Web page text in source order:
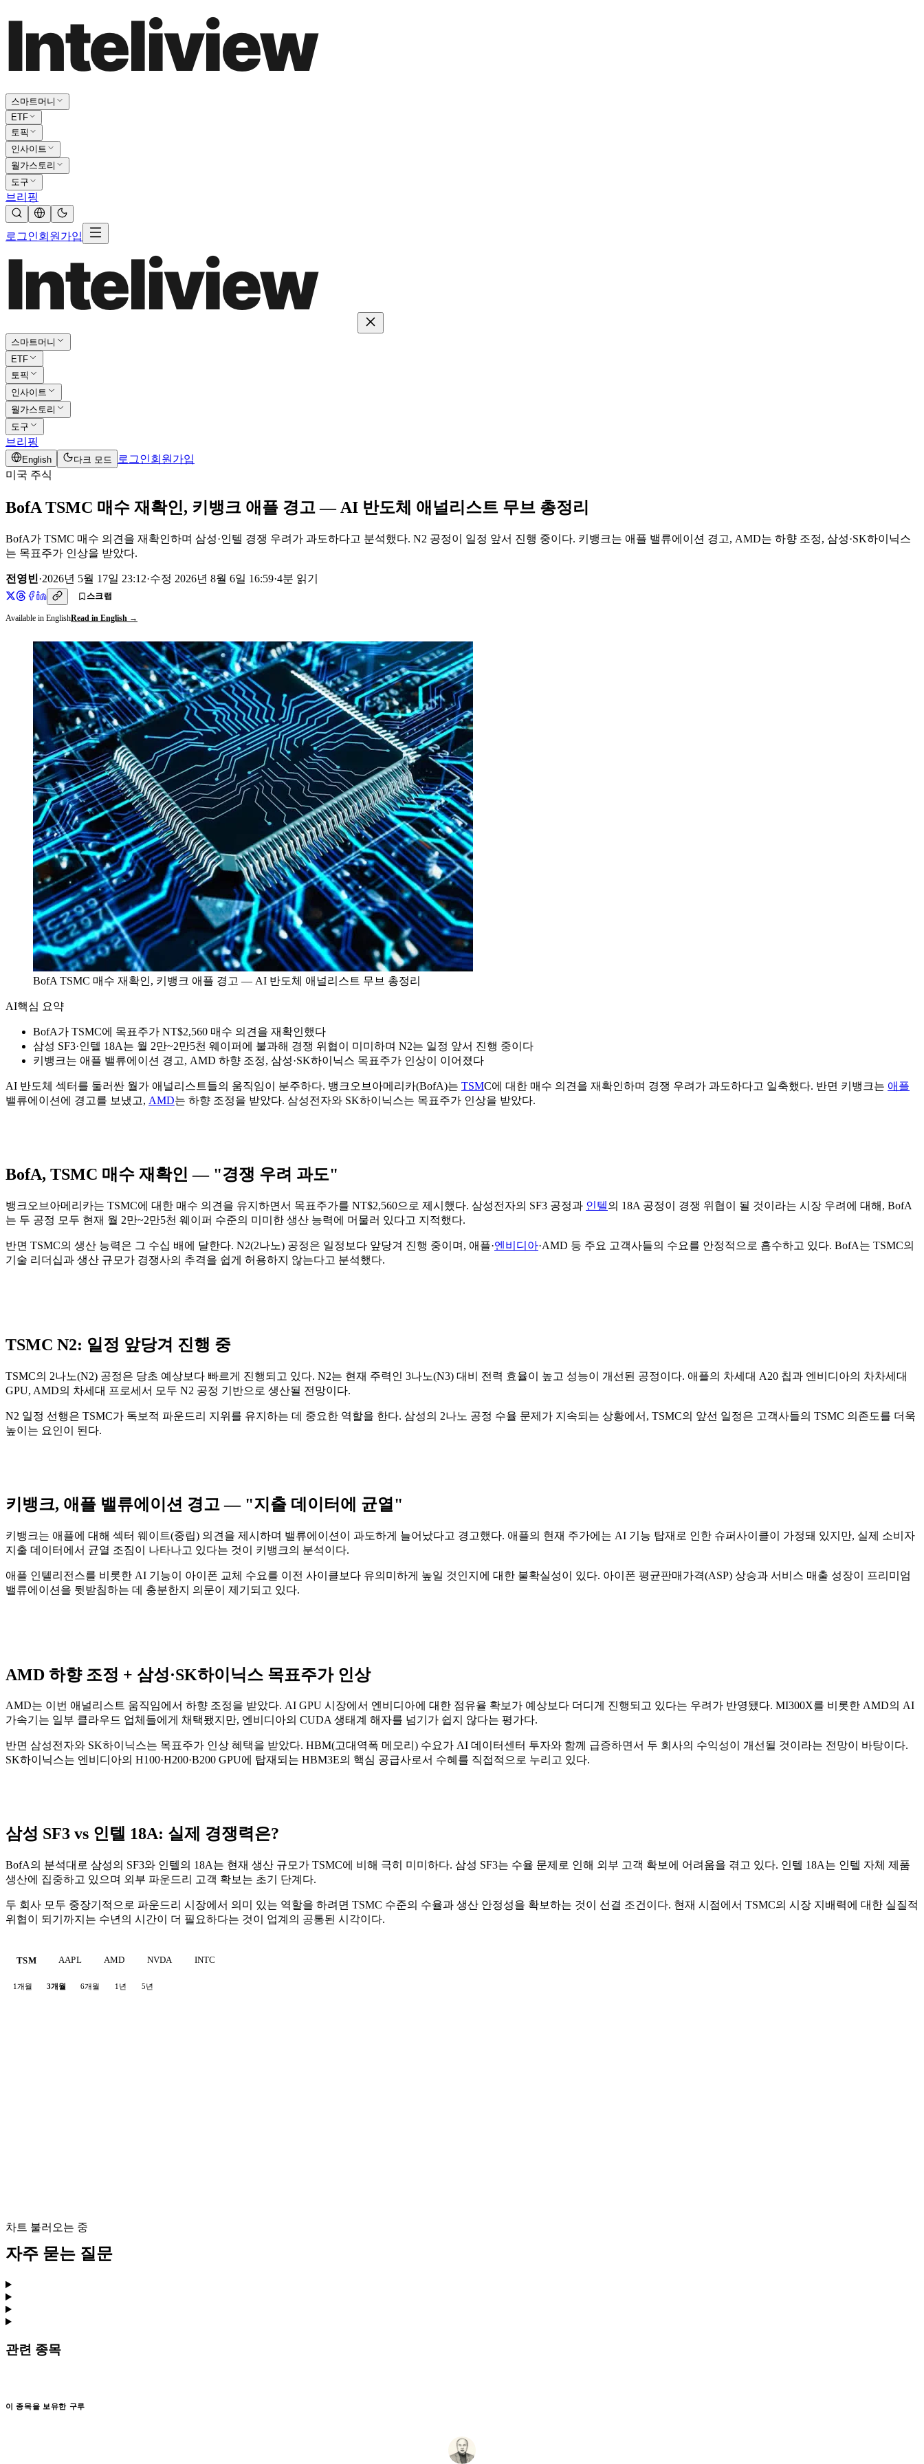
스마트머니
ETF
토픽
인사이트
월가스토리
도구
브리핑
로그인회원가입
스마트머니
ETF
토픽
인사이트
월가스토리
도구
브리핑
English 다크 모드 로그인회원가입
미국 주식
BofA TSMC 매수 재확인, 키뱅크 애플 경고 — AI 반도체 애널리스트 무브 총정리
BofA가 TSMC 매수 의견을 재확인하며 삼성·인텔 경쟁 우려가 과도하다고 분석했다. N2 공정이 일정 앞서 진행 중이다. 키뱅크는 애플 밸류에이션 경고, AMD는 하향 조정, 삼성·SK하이닉스
는 목표주가 인상을 받았다.
전영빈·2026년 5월 17일 23:12·수정 2026년 8월 6일 16:59·4분 읽기
스크랩
Available in EnglishRead in English →
BofA TSMC 매수 재확인, 키뱅크 애플 경고 — AI 반도체 애널리스트 무브 총정리
AI핵심 요약
BofA가 TSMC에 목표주가 NT$2,560 매수 의견을 재확인했다
삼성 SF3·인텔 18A는 월 2만~2만5천 웨이퍼에 불과해 경쟁 위협이 미미하며 N2는 일정 앞서 진행 중이다
키뱅크는 애플 밸류에이션 경고, AMD 하향 조정, 삼성·SK하이닉스 목표주가 인상이 이어졌다
AI 반도체 섹터를 둘러싼 월가 애널리스트들의 움직임이 분주하다. 뱅크오브아메리카(BofA)는 TSMC에 대한 매수 의견을 재확인하며 경쟁 우려가 과도하다고 일축했다. 반면 키뱅크는 애플
밸류에이션에 경고를 보냈고, AMD는 하향 조정을 받았다. 삼성전자와 SK하이닉스는 목표주가 인상을 받았다.
BofA, TSMC 매수 재확인 — "경쟁 우려 과도"
뱅크오브아메리카는 TSMC에 대한 매수 의견을 유지하면서 목표주가를 NT$2,560으로 제시했다. 삼성전자의 SF3 공정과 인텔의 18A 공정이 경쟁 위협이 될 것이라는 시장 우려에 대해, BofA
는 두 공정 모두 현재 월 2만~2만5천 웨이퍼 수준의 미미한 생산 능력에 머물러 있다고 지적했다.
반면 TSMC의 생산 능력은 그 수십 배에 달한다. N2(2나노) 공정은 일정보다 앞당겨 진행 중이며, 애플·엔비디아·AMD 등 주요 고객사들의 수요를 안정적으로 흡수하고 있다. BofA는 TSMC의
기술 리더십과 생산 규모가 경쟁사의 추격을 쉽게 허용하지 않는다고 분석했다.
TSMC N2: 일정 앞당겨 진행 중
TSMC의 2나노(N2) 공정은 당초 예상보다 빠르게 진행되고 있다. N2는 현재 주력인 3나노(N3) 대비 전력 효율이 높고 성능이 개선된 공정이다. 애플의 차세대 A20 칩과 엔비디아의 차차세대
GPU, AMD의 차세대 프로세서 모두 N2 공정 기반으로 생산될 전망이다.
N2 일정 선행은 TSMC가 독보적 파운드리 지위를 유지하는 데 중요한 역할을 한다. 삼성의 2나노 공정 수율 문제가 지속되는 상황에서, TSMC의 앞선 일정은 고객사들의 TSMC 의존도를 더욱
높이는 요인이 된다.
키뱅크, 애플 밸류에이션 경고 — "지출 데이터에 균열"
키뱅크는 애플에 대해 섹터 웨이트(중립) 의견을 제시하며 밸류에이션이 과도하게 늘어났다고 경고했다. 애플의 현재 주가에는 AI 기능 탑재로 인한 슈퍼사이클이 가정돼 있지만, 실제 소비자
지출 데이터에서 균열 조짐이 나타나고 있다는 것이 키뱅크의 분석이다.
애플 인텔리전스를 비롯한 AI 기능이 아이폰 교체 수요를 이전 사이클보다 유의미하게 높일 것인지에 대한 불확실성이 있다. 아이폰 평균판매가격(ASP) 상승과 서비스 매출 성장이 프리미엄
밸류에이션을 뒷받침하는 데 충분한지 의문이 제기되고 있다.
AMD 하향 조정 + 삼성·SK하이닉스 목표주가 인상
AMD는 이번 애널리스트 움직임에서 하향 조정을 받았다. AI GPU 시장에서 엔비디아에 대한 점유율 확보가 예상보다 더디게 진행되고 있다는 우려가 반영됐다. MI300X를 비롯한 AMD의 AI
가속기는 일부 클라우드 업체들에게 채택됐지만, 엔비디아의 CUDA 생태계 해자를 넘기가 쉽지 않다는 평가다.
반면 삼성전자와 SK하이닉스는 목표주가 인상 혜택을 받았다. HBM(고대역폭 메모리) 수요가 AI 데이터센터 투자와 함께 급증하면서 두 회사의 수익성이 개선될 것이라는 전망이 바탕이다.
SK하이닉스는 엔비디아의 H100·H200·B200 GPU에 탑재되는 HBM3E의 핵심 공급사로서 수혜를 직접적으로 누리고 있다.
삼성 SF3 vs 인텔 18A: 실제 경쟁력은?
BofA의 분석대로 삼성의 SF3와 인텔의 18A는 현재 생산 규모가 TSMC에 비해 극히 미미하다. 삼성 SF3는 수율 문제로 인해 외부 고객 확보에 어려움을 겪고 있다. 인텔 18A는 인텔 자체 제품
생산에 집중하고 있으며 외부 파운드리 고객 확보는 초기 단계다.
두 회사 모두 중장기적으로 파운드리 시장에서 의미 있는 역할을 하려면 TSMC 수준의 수율과 생산 안정성을 확보하는 것이 선결 조건이다. 현재 시점에서 TSMC의 시장 지배력에 대한 실질적
위협이 되기까지는 수년의 시간이 더 필요하다는 것이 업계의 공통된 시각이다.
TSM AAPL AMD NVDA INTC
1개월 3개월 6개월 1년 5년
차트 불러오는 중
자주 묻는 질문
관련 종목
이 종목을 보유한 구루